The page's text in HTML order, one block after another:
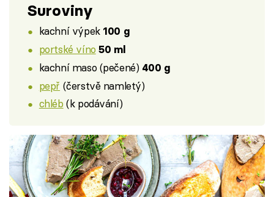
Suroviny
kachní výpek 100 g
portské víno 50 ml
kachní maso (pečené) 400 g
pepř (čerstvě namletý)
chléb (k podávání)